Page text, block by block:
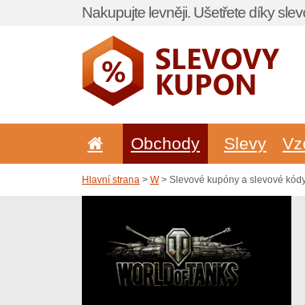
Nakupujte levněji. Ušetřete díky
Obchody Slevy
Hlavní strana > W> Slevové kupóny a slevové